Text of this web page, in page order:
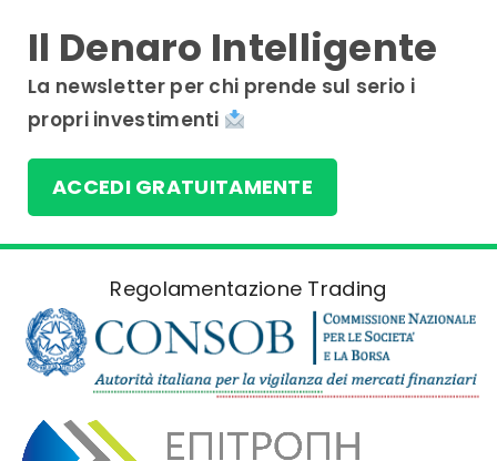
Il Denaro Intelligente
La newsletter per chi prende sul serio i
propri investimenti
ACCEDI GRATUITAMENTE
Regolamentazione Trading